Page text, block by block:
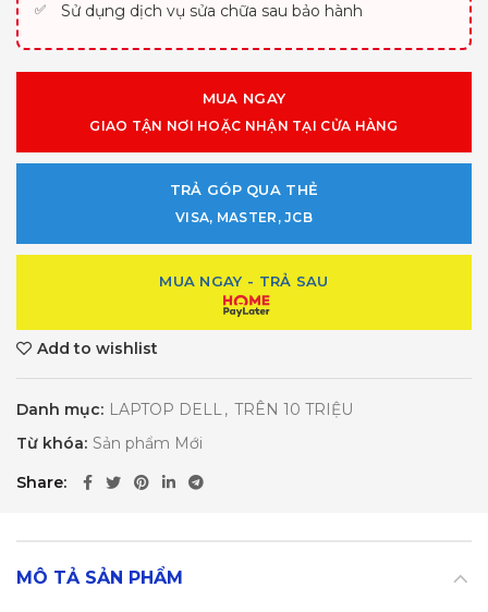
Sử dụng dịch vụ sửa chữa sau bảo hành
MUA NGAY
GIAO TẬN NƠI HOẶC NHẬN TẠI CỬA HÀNG
TRẢ GÓP QUA THẺ
VISA, MASTER, JCB
MUA NGAY - TRẢ SAU
Add to wishlist
Danh mục: LAPTOP DELL, TRÊN 10 TRIỆU
Từ khóa: Sản phẩm Mới
Share
MÔ TẢ SẢN PHẨM